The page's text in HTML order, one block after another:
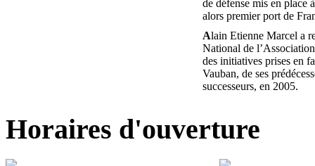
de défense mis en place
alors premier port de
Alain Etienne Marcel a
National de
des initiatives prises en
Vauban, de ses
successeurs, en 2005.
Horaires d'ouverture